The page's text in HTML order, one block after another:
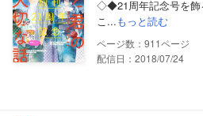
◇◆21周年記念号を飾
こ...もっと読む
911
配信日：2018/07/24